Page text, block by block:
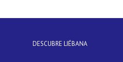
DESCUBRE LIÉBANA